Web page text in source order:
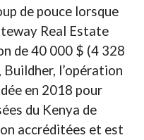
de pouce lorsque
Real Estate
de 40 000 $ (4 328
l’opération
en 2018 pour
du Kenya de
accréditées et est